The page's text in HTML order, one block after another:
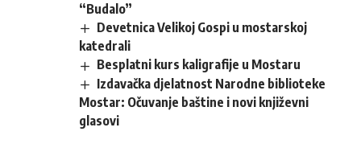
“Budalo”
Devetnica Velikoj Gospi u mostarskoj
katedrali
Besplatni kurs kaligrafije u Mostaru
Izdavačka djelatnost Narodne biblioteke
Mostar: Očuvanje baštine i novi književni
glasovi